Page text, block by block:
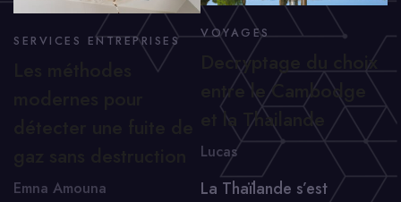
SERVICES ENTREPRISES
Emna Amouna
VOYAGES
Decryptage du choix
entre le Cambodge
et la Thailande
Lucas
La Thaïlande s’est